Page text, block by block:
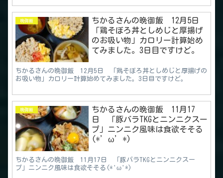
晩御飯
ちかるさんの晩御飯 12月5日
「鶏そぼろ丼としめじと厚揚げ
のお吸い物」カロリー計算始め
てみました。3日目ですけど。
ちかるさんの晩御飯 12月5日 「鶏そぼろ丼としめじと厚揚げの
お吸い物」カロリー計算始めてみました。3日目ですけど。
晩御飯
ちかるさんの晩御飯 11月17
日 「豚バラTKGとニンニクスー
プ」ニンニク風味は食欲そそる
(*’ω’*)
ちかるさんの晩御飯 11月17日 「豚バラTKGとニンニクスー
プ」ニンニク風味は食欲そそる(*'ω'*)